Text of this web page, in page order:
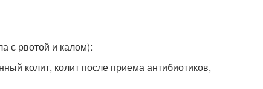
с рвотой и калом):
колит, колит после приема антибиотиков,